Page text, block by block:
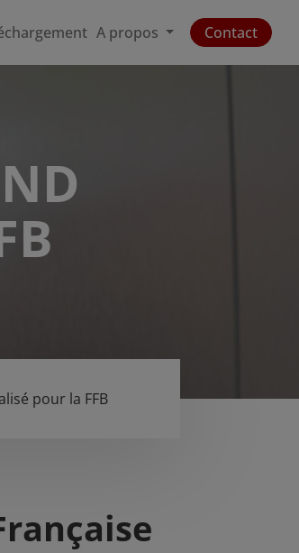
A propos Contact
pour la FFB